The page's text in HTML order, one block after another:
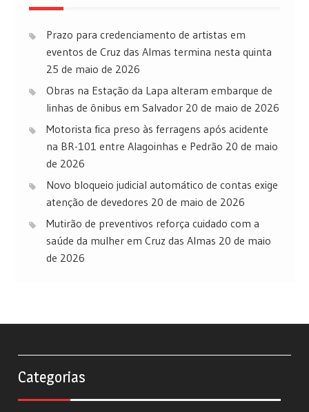
Prazo para credenciamento de artistas em
eventos de Cruz das Almas termina nesta quinta
25 de maio de 2026
Obras na Estação da Lapa alteram embarque de
linhas de ônibus em Salvador 20 de maio de 2026
Motorista fica preso às ferragens após acidente
na BR-101 entre Alagoinhas e Pedrão 20 de maio
de 2026
Novo bloqueio judicial automático de contas exige
atenção de devedores 20 de maio de 2026
Mutirão de preventivos reforça cuidado com a
saúde da mulher em Cruz das Almas 20 de maio
de 2026
Categorias